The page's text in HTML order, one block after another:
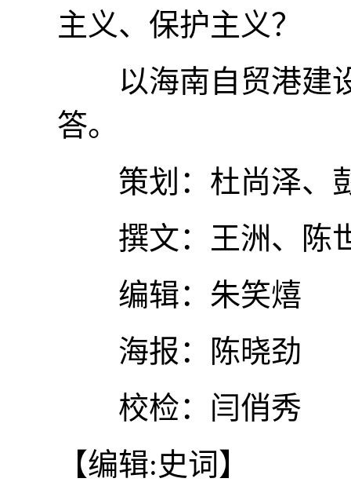
主义、保护主义？
以海南自贸港建设
答。
策划：杜尚泽、
撰文：王洲、陈
编辑：朱笑熺
海报：陈晓劲
校检：闫俏秀
【编辑:史词】